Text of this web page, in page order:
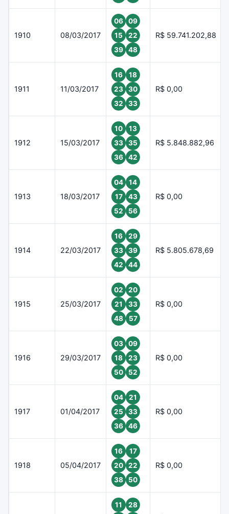
1910 08/03/2017
06
09
15
22
39
48
R$ 59.741.202,88
1911 11/03/2017
16
18
23
30
32
33
R$ 0,00
1912 15/03/2017
10
13
33
35
36
42
R$ 5.848.882,96
1913 18/03/2017
04
14
17
43
52
56
R$ 0,00
1914 22/03/2017
16
29
33
39
42
44
R$ 5.805.678,69
1915 25/03/2017
02
20
21
33
48
57
R$ 0,00
1916 29/03/2017
03
09
18
23
50
52
R$ 0,00
1917 01/04/2017
04
21
25
33
36
46
R$ 0,00
1918 05/04/2017
16
17
20
22
38
50
R$ 0,00
11
28